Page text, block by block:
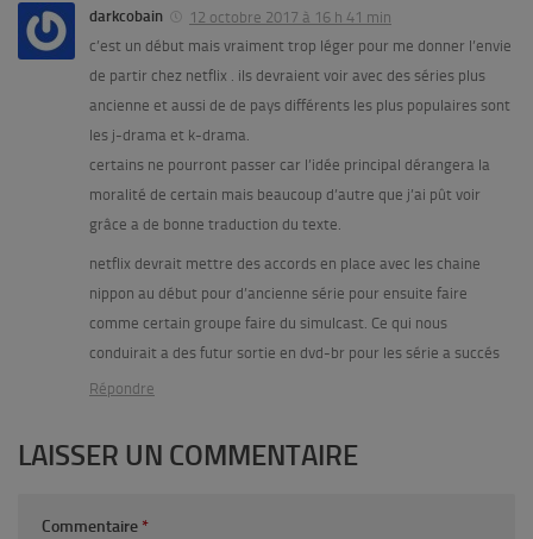
darkcobain
12 octobre 2017 à 16 h 41 min
c’est un début mais vraiment trop léger pour me donner l’envie
de partir chez netflix . ils devraient voir avec des séries plus
ancienne et aussi de de pays différents les plus populaires sont
les j-drama et k-drama.
certains ne pourront passer car l’idée principal dérangera la
moralité de certain mais beaucoup d’autre que j’ai pût voir
grâce a de bonne traduction du texte.
netflix devrait mettre des accords en place avec les chaine
nippon au début pour d’ancienne série pour ensuite faire
comme certain groupe faire du simulcast. Ce qui nous
conduirait a des futur sortie en dvd-br pour les série a succés
Répondre
LAISSER UN COMMENTAIRE
Commentaire *